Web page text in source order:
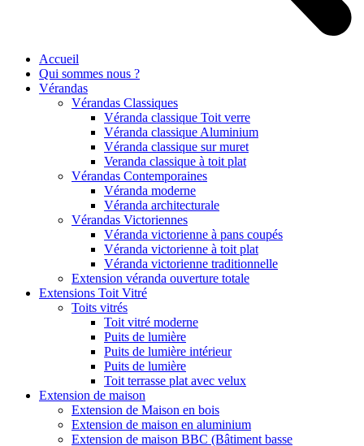
Accueil
Qui sommes nous ?
Vérandas
Vérandas Classiques
Véranda classique Toit verre
Véranda classique Aluminium
Véranda classique sur muret
Veranda classique à toit plat
Vérandas Contemporaines
Véranda moderne
Véranda architecturale
Vérandas Victoriennes
Véranda victorienne à pans coupés
Véranda victorienne à toit plat
Véranda victorienne traditionnelle
Extension véranda ouverture totale
Extensions Toit Vitré
Toits vitrés
Toit vitré moderne
Puits de lumière
Puits de lumière intérieur
Puits de lumière
Toit terrasse plat avec velux
Extension de maison
Extension de Maison en bois
Extension de maison en aluminium
Extension de maison BBC (Bâtiment basse